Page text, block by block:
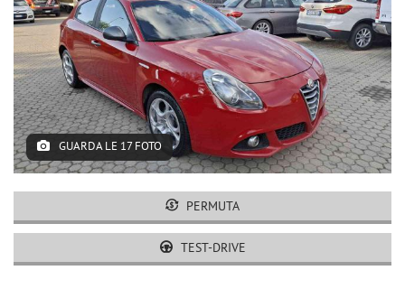
GUARDA LE 17 FOTO
PERMUTA
TEST-DRIVE